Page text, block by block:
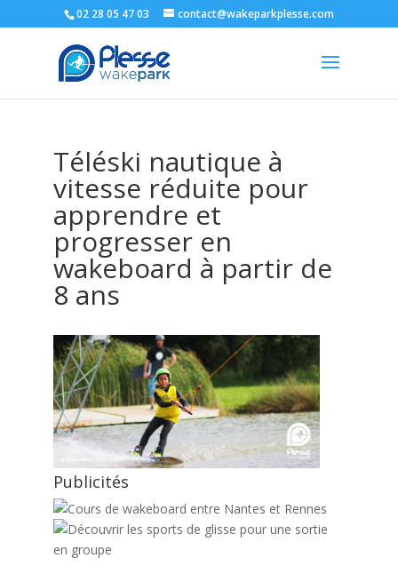
02 28 05 47 03 contact@wakeparkplesse.com
Téléski nautique à
vitesse réduite pour
apprendre et
progresser en
wakeboard à partir de
8 ans
Publicités